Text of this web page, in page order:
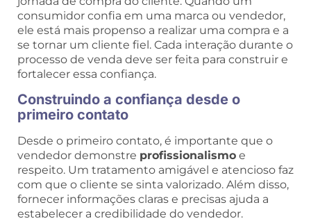
consumidor confia em uma marca ou vendedor,
ele está mais propenso a realizar uma compra e a
se tornar um cliente fiel. Cada interação durante o
processo de venda deve ser feita para construir e
fortalecer essa confiança.
Construindo a confiança desde o
primeiro contato
Desde o primeiro contato, é importante que o
vendedor demonstre profissionalismo e
respeito. Um tratamento amigável e atencioso faz
com que o cliente se sinta valorizado. Além disso,
fornecer informações claras e precisas ajuda a
estabelecer a credibilidade do vendedor.